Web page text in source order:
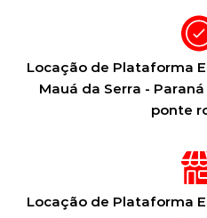
Locação de Plataforma
Mauá da Serra -
ponte
Locação de Plataforma